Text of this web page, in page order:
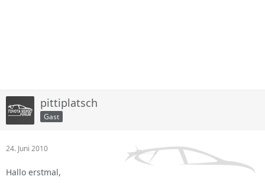
pittiplatsch
Gast
24. Juni 2010
Hallo erstmal,